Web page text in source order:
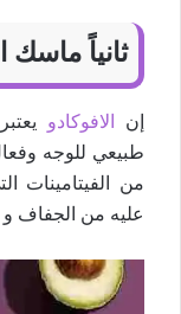
ثانياً ماسك
إن الافوكادو
طبيعي للوجه
من الفيتامينات
عليه من الجفاف و